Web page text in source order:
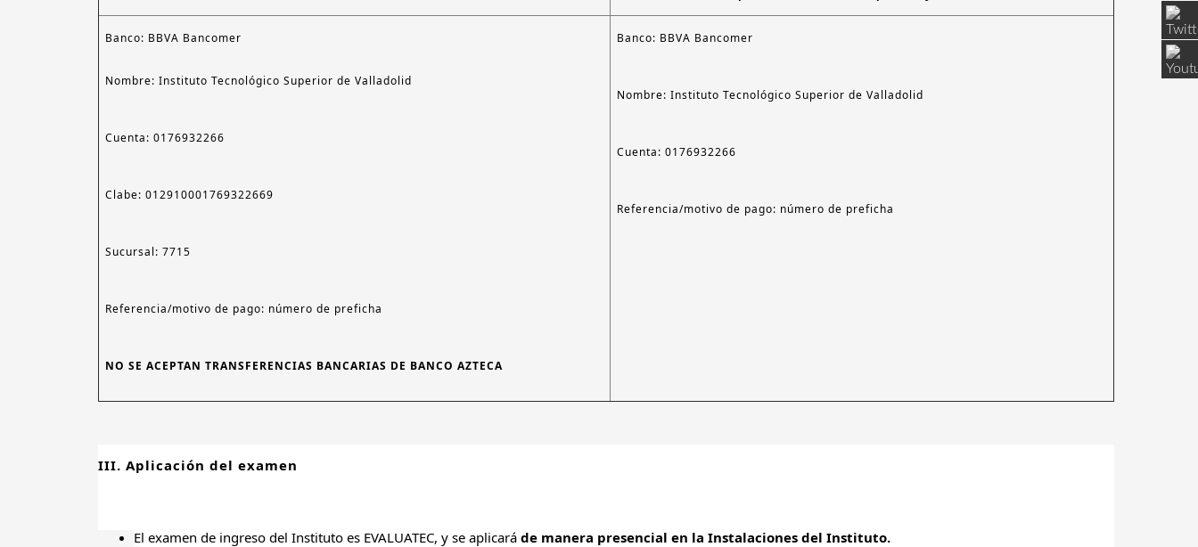
Banco: BBVA Bancomer
Nombre: Instituto Tecnológico Superior de Valladolid
Cuenta: 0176932266
Clabe: 012910001769322669
Sucursal: 7715
Referencia/motivo de pago: número de preficha
NO SE ACEPTAN TRANSFERENCIAS BANCARIAS DE BANCO AZTECA
Banco: BBVA Bancomer
Nombre: Instituto Tecnológico Superior de Valladolid
Cuenta: 0176932266
Referencia/motivo de pago: número de preficha
III. Aplicación del examen
El examen de ingreso del Instituto es EVALUATEC, y se aplicará de manera presencial en la Instalaciones del Instituto.